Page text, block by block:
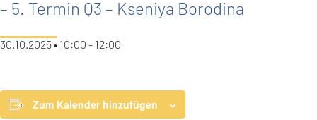
– 5. Termin Q3 – Kseniya Borodina
30.10.2025 • 10:00 - 12:00
Zum Kalender hinzufügen